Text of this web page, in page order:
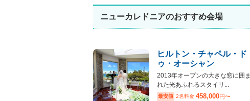
ニューカレドニアのおすすめ会場
ヒルトン・チャペル・ド
ゥ・オーシャン
2013年オープンの大きな窓に囲ま
れた光あふれるスタイリ...
最安値 2名料金 458,000円〜